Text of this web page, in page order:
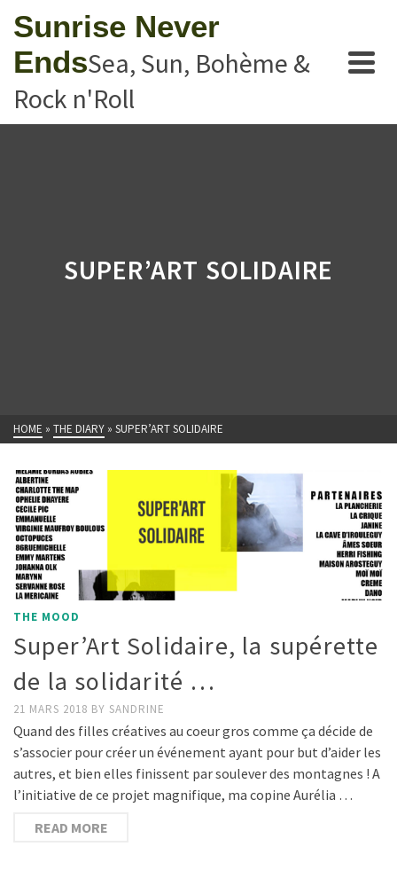
Sunrise Never
EndsSea, Sun, Bohème &
Rock n'Roll
SUPER’ART SOLIDAIRE
HOME » THE DIARY » SUPER’ART SOLIDAIRE
THE MOOD
Super’Art Solidaire, la supérette
de la solidarité …
21 MARS 2018 BY SANDRINE
Quand des filles créatives au coeur gros comme ça décide de
s’associer pour créer un événement ayant pour but d’aider les
autres, et bien elles finissent par soulever des montagnes ! A
l’initiative de ce projet magnifique, ma copine Aurélia …
READ MORE